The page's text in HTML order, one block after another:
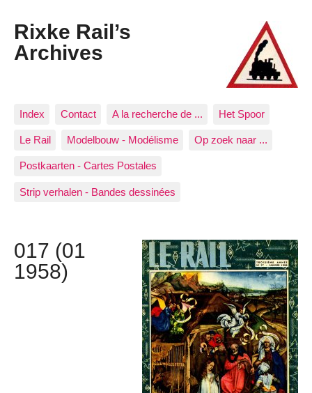
Rixke Rail’s
Archives
Index Contact A la recherche de ... Het Spoor
Le Rail Modelbouw - Modélisme Op zoek naar ...
Postkaarten - Cartes Postales
Strip verhalen - Bandes dessinées
017 (01
1958)